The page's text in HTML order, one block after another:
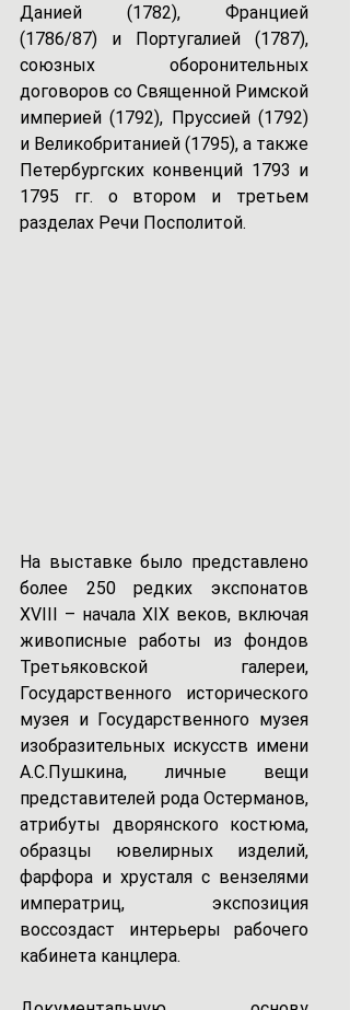
Данией (1782), Францией
(1786/87) и Португалией (1787),
союзных оборонительных
договоров со Священной Римской
империей (1792), Пруссией (1792)
и Великобританией (1795), а также
Петербургских конвенций 1793 и
1795 гг. о втором и третьем
разделах Речи Посполитой.
На выставке было представлено
более 250 редких экспонатов
XVIII – начала XIX веков, включая
живописные работы из фондов
Третьяковской галереи,
Государственного исторического
музея и Государственного музея
изобразительных искусств имени
А.С.Пушкина, личные вещи
представителей рода Остерманов,
атрибуты дворянского костюма,
образцы ювелирных изделий,
фарфора и хрусталя с вензелями
императриц, экспозиция
воссоздаст интерьеры рабочего
кабинета канцлера.